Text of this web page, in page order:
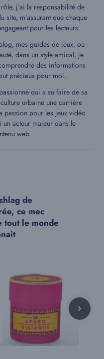
j’ai la responsabilité de
site, m’assurant que chaque
pour les lecteurs.
mes guides de jeux, ou
dans un style amical, je
des informations
précieux pour moi.
qui a su faire de sa
urbaine une carrière
passion pour les jeux vidéo
acteur majeur dans le
web.
de
ce mec
tout le monde